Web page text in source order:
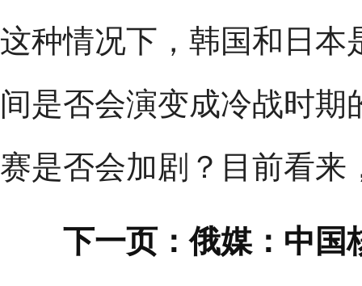
这种情况下，韩国和日本
间是否会演变成冷战时
赛是否会加剧？目前看来
下一页：俄媒：中国